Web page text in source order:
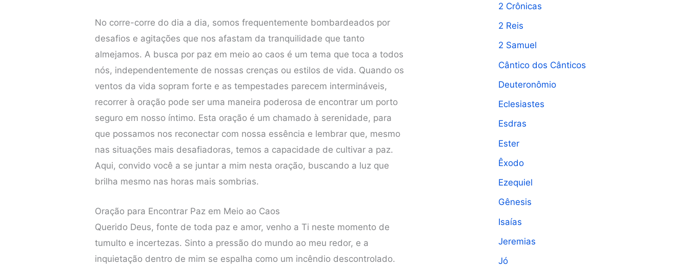
No corre-corre do dia a dia, somos frequentemente bombardeados por
desafios e agitações que nos afastam da tranquilidade que tanto
almejamos. A busca por paz em meio ao caos é um tema que toca a todos
nós, independentemente de nossas crenças ou estilos de vida. Quando os
ventos da vida sopram forte e as tempestades parecem intermináveis,
recorrer à oração pode ser uma maneira poderosa de encontrar um porto
seguro em nosso íntimo. Esta oração é um chamado à serenidade, para
que possamos nos reconectar com nossa essência e lembrar que, mesmo
nas situações mais desafiadoras, temos a capacidade de cultivar a paz.
Aqui, convido você a se juntar a mim nesta oração, buscando a luz que
brilha mesmo nas horas mais sombrias.
Oração para Encontrar Paz em Meio ao Caos
Querido Deus, fonte de toda paz e amor, venho a Ti neste momento de
tumulto e incertezas. Sinto a pressão do mundo ao meu redor, e a
inquietação dentro de mim se espalha como um incêndio descontrolado.
2 Crônicas
2 Reis
2 Samuel
Cântico dos Cânticos
Deuteronômio
Eclesiastes
Esdras
Ester
Êxodo
Ezequiel
Gênesis
Isaías
Jeremias
Jó